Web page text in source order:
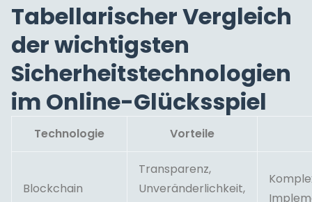
Tabellarischer Vergleich
der wichtigsten
Sicherheitstechnologien
im Online-Glücksspiel
Technologie Vorteile
Blockchain
Transparenz,
Unveränderlichkeit,